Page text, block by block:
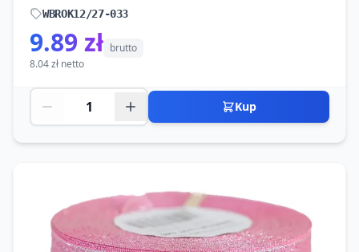
WBROK12/27-033
9.89 zł brutto
8.04 zł netto
Kup